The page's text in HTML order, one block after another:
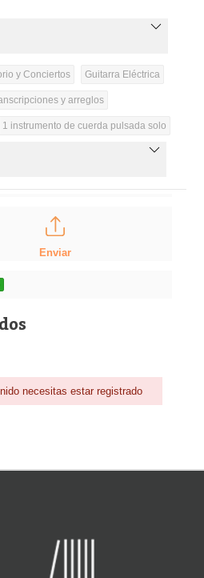
y Conciertos Guitarra Eléctrica
y arreglos
1 instrumento de cuerda pulsada solo
Enviar
necesitas estar registrado